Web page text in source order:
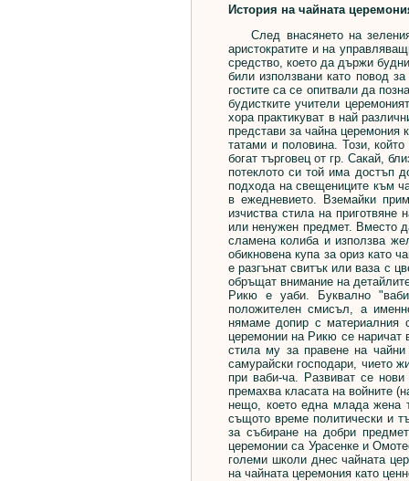
История на чайната
След внасянето на зеления
аристократите и на
средство, което да държи
били използвани като повод
гостите са се опитвали да
будистките учители
хора практикуват в най
представи за чайна церемония
татами и половина. Този,
богат търговец от гр. Сакай,
потеклото си той има достъп
подхода на свещениците към
в ежедневието. Вземайки
изчиства стила на
или ненужен предмет. Вместо
сламена колиба и използва
обикновена купа за ориз като
е разгънат свитък или ваза с
обръщат внимание на
Рикю е уаби. Буквално
положителен смисъл, а
нямаме допир с материалния
церемонии на Рикю се наричат
стила му за правене на
самурайски господари, чието
при ваби-ча. Развиват се
премахва класата на войните
нещо, което една млада жена
същото време политически и
за събиране на добри
церемонии са Урасенке и
големи школи днес чайната
на чайната церемония като